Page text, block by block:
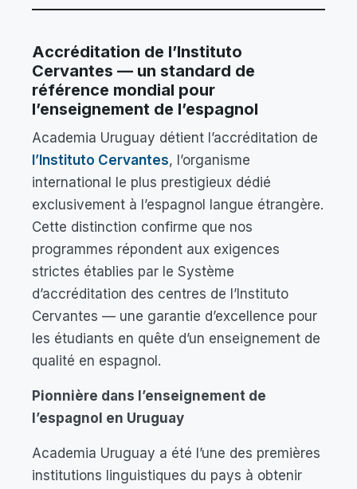
Accréditation de l’Instituto
Cervantes — un standard de
référence mondial pour
l’enseignement de l’espagnol
Academia Uruguay détient l’accréditation de
l’Instituto Cervantes, l’organisme
international le plus prestigieux dédié
exclusivement à l’espagnol langue étrangère.
Cette distinction confirme que nos
programmes répondent aux exigences
strictes établies par le Système
d’accréditation des centres de l’Instituto
Cervantes — une garantie d’excellence pour
les étudiants en quête d’un enseignement de
qualité en espagnol.
Pionnière dans l’enseignement de
l’espagnol en Uruguay
Academia Uruguay a été l’une des premières
institutions linguistiques du pays à obtenir